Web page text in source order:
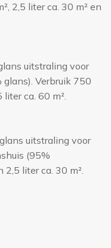
2,5 liter ca. 30 m² en
uitstraling voor
Verbruik 750
liter ca. 60 m².
uitstraling voor
(95%
2,5 liter ca. 30 m².